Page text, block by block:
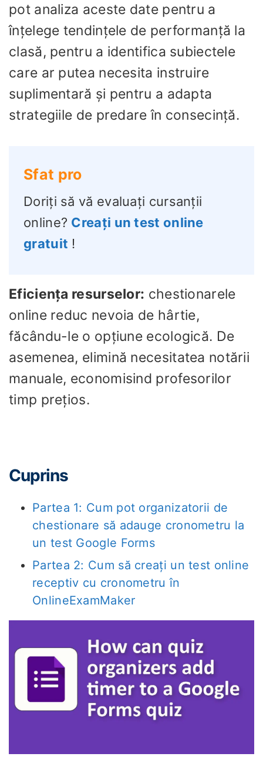
pot analiza aceste date pentru a
înțelege tendințele de performanță la
clasă, pentru a identifica subiectele
care ar putea necesita instruire
suplimentară și pentru a adapta
strategiile de predare în consecință.
Sfat pro
Doriți să vă evaluați cursanții
online? Creați un test online
gratuit !
Eficiența resurselor: chestionarele
online reduc nevoia de hârtie,
făcându-le o opțiune ecologică. De
asemenea, elimină necesitatea notării
manuale, economisind profesorilor
timp prețios.
Cuprins
Partea 1: Cum pot organizatorii de
chestionare să adauge cronometru la
un test Google Forms
Partea 2: Cum să creați un test online
receptiv cu cronometru în
OnlineExamMaker